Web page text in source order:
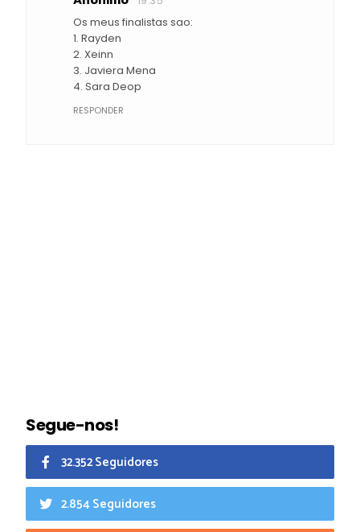
Os meus finalistas sao:
1. Rayden
2. Xeinn
3. Javiera Mena
4. Sara Deop
RESPONDER
Segue-nos!
32.352 Seguidores
2.854 Seguidores